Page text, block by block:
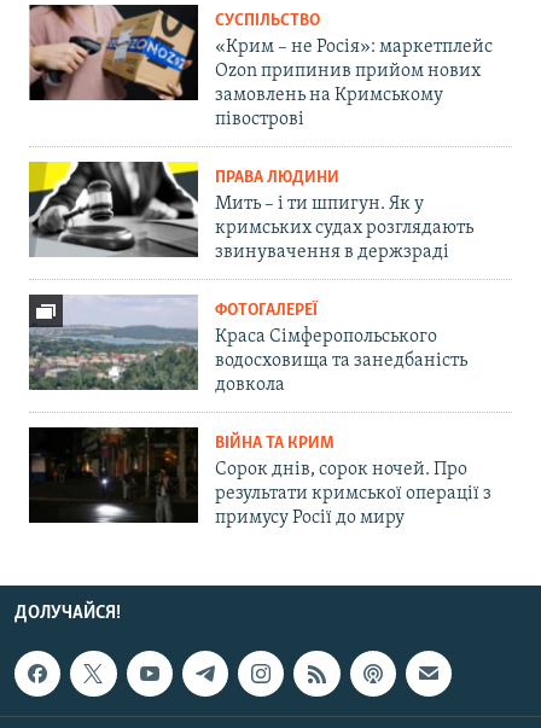
СУСПІЛЬСТВО
«Крим – не Росія»: маркетплейс
Ozon припинив прийом нових
замовлень на Кримському
півострові
ПРАВА ЛЮДИНИ
Мить – і ти шпигун. Як у
кримських судах розглядають
звинувачення в держзраді
ФОТОГАЛЕРЕЇ
Краса Сімферопольського
водосховища та занедбаність
довкола
ВІЙНА ТА КРИМ
Сорок днів, сорок ночей. Про
результати кримської операції з
примусу Росії до миру
ДОЛУЧАЙСЯ!